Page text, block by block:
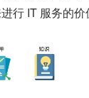
行 IT 服务的价